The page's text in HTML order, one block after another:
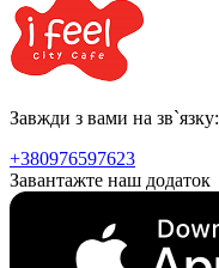
Завжди з вами на зв`язку:
+380976597623
Завантажте наш додаток